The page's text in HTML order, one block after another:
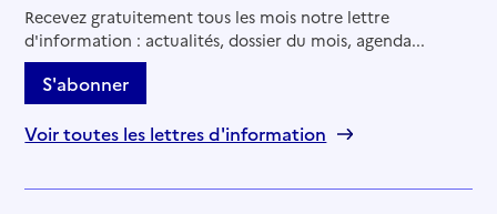
Recevez gratuitement tous les mois notre lettre
d'information : actualités, dossier du mois, agenda...
S'abonner
Voir toutes les lettres d'information